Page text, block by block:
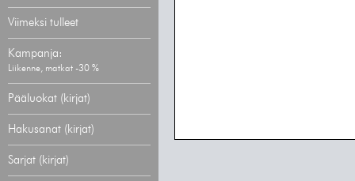
Viimeksi tulleet
Kampanja:
Liikenne, matkat -30 %
Pääluokat (kirjat)
Hakusanat (kirjat)
Sarjat (kirjat)